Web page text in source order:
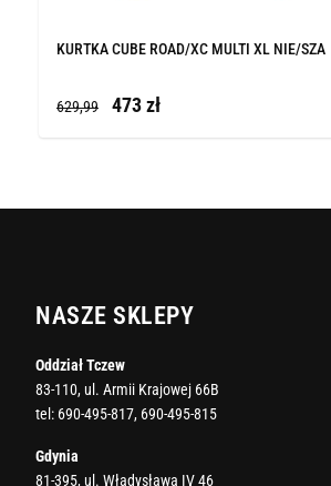
KURTKA CUBE ROAD/XC MULTI XL NIE/SZA
629,99 473 zł
NASZE SKLEPY
Oddział Tczew
83-110, ul. Armii Krajowej 66B
tel: 690-495-817, 690-495-815
Gdynia
81-395, ul. Władysława IV 46